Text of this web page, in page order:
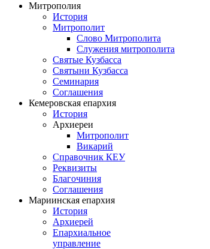
Митрополия
История
Митрополит
Слово Митрополита
Служения митрополита
Святые Кузбасса
Святыни Кузбасса
Семинария
Соглашения
Кемеровская епархия
История
Архиереи
Митрополит
Викарий
Справочник КЕУ
Реквизиты
Благочиния
Соглашения
Мариинская епархия
История
Архиерей
Епархиальное
управление